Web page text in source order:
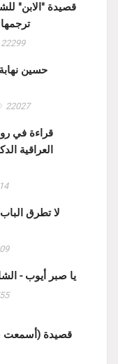
قصيدة "الابن"
22299
حسين
22027
قراءة في
العراقية
لا تطرق
يا صبر أيوب -
قصيدة (أسمعت